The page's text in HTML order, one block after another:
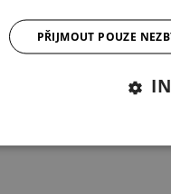
PŘIJMOUT POUZE